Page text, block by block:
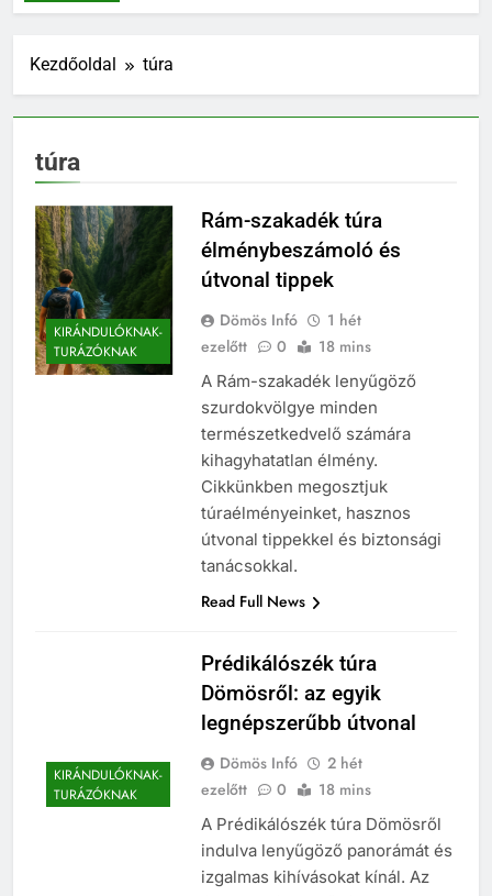
Kezdőoldal túra
túra
KIRÁNDULÓKNAK-
TURÁZÓKNAK
Rám-szakadék túra
élménybeszámoló és
útvonal tippek
Dömös Infó
1 hét
ezelőtt
0 18 mins
A Rám-szakadék lenyűgöző
szurdokvölgye minden
természetkedvelő számára
kihagyhatatlan élmény.
Cikkünkben megosztjuk
túraélményeinket, hasznos
útvonal tippekkel és biztonsági
tanácsokkal.
Read Full News
KIRÁNDULÓKNAK-
TURÁZÓKNAK
Prédikálószék túra
Dömösről: az egyik
legnépszerűbb útvonal
Dömös Infó
2 hét
ezelőtt
0 18 mins
A Prédikálószék túra Dömösről
indulva lenyűgöző panorámát és
izgalmas kihívásokat kínál. Az